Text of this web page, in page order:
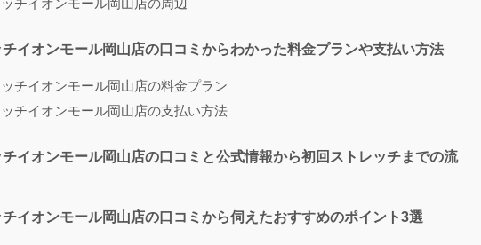
チイオンモール岡山店の口コミからわかった料金プランや支払い方法
チイオンモール岡山店の料金プラン
チイオンモール岡山店の支払い方法
チイオンモール岡山店の口コミと公式情報から初回ストレッチまでの流
チイオンモール岡山店の口コミから伺えたおすすめのポイント3選